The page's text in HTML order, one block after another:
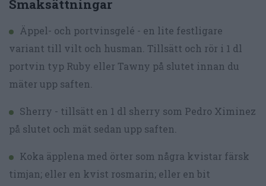
Smaksättningar
Äppel- och portvinsgelé - en lite festligare
variant till vilt och husman. Tillsätt och rör i 1 dl
portvin typ Ruby eller Tawny på slutet innan du
mäter upp saften.
Sherry - tillsätt en 1 dl sherry som Pedro Ximinez
på slutet och mät sedan upp saften.
Koka äpplena med örter som några kvistar färsk
timjan; eller en kvist rosmarin; eller en bit